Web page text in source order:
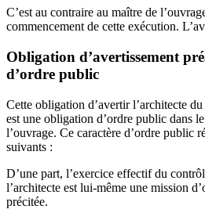
C’est au contraire au maître de
commencement de cette exécution.
Obligation d’avertissement
d’ordre public
Cette obligation d’avertir l’architecte
est une obligation d’ordre public dans
l’ouvrage. Ce caractère d’ordre public
suivants :
D’une part, l’exercice effectif du
l’architecte est lui-même une mission
précitée.